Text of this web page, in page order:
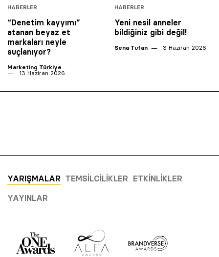
HABERLER
“Denetim kayyımı”
atanan beyaz et
markaları neyle
suçlanıyor?
Marketing Türkiye
13 Haziran 2026
HABERLER
Yeni nesil anneler
bildiğiniz gibi değil!
Sena Tufan 3 Haziran 2026
YARIŞMALAR TEMSILCILIKLER ETKINLIKLER
YAYINLAR